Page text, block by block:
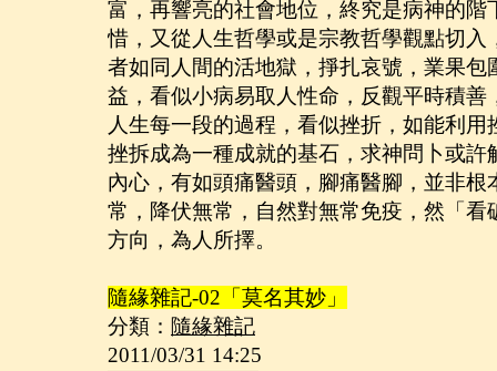
富，再響亮的社會地位，終究是病神的
惜，又從人生哲學或是宗教哲學觀點切
者如同人間的活地獄，掙扎哀號，業果
益，看似小病易取人性命，反觀平時積
人生每一段的過程，看似挫折，如能利
挫拆成為一種成就的基石，求神問卜或
內心，有如頭痛醫頭，腳痛醫腳，並非
常，降伏無常，自然對無常免疫，然「
方向，為人所擇。
隨緣雜記-02 「莫名其妙」
分類： 隨緣雜記
2011/03/31 14:25